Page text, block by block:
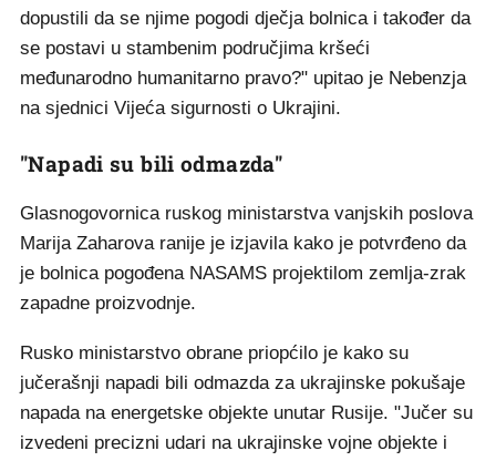
dopustili da se njime pogodi dječja bolnica i također da
se postavi u stambenim područjima kršeći
međunarodno humanitarno pravo?" upitao je Nebenzja
na sjednici Vijeća sigurnosti o Ukrajini.
"Napadi su bili odmazda"
Glasnogovornica ruskog ministarstva vanjskih poslova
Marija Zaharova ranije je izjavila kako je potvrđeno da
je bolnica pogođena NASAMS projektilom zemlja-zrak
zapadne proizvodnje.
Rusko ministarstvo obrane priopćilo je kako su
jučerašnji napadi bili odmazda za ukrajinske pokušaje
napada na energetske objekte unutar Rusije. "Jučer su
izvedeni precizni udari na ukrajinske vojne objekte i